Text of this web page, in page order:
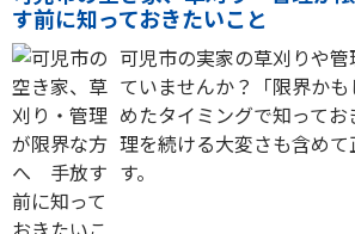
す前に知っておきたいこと
可児市の実家の草刈りや
ていませんか？「限界か
めたタイミングで知って
理を続ける大変さも含め
す。